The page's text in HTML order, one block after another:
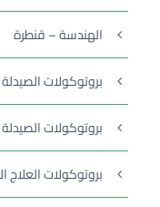
الهندسة – قنطرة
بروتوكولات
بروتوكولات
بروتوكولات